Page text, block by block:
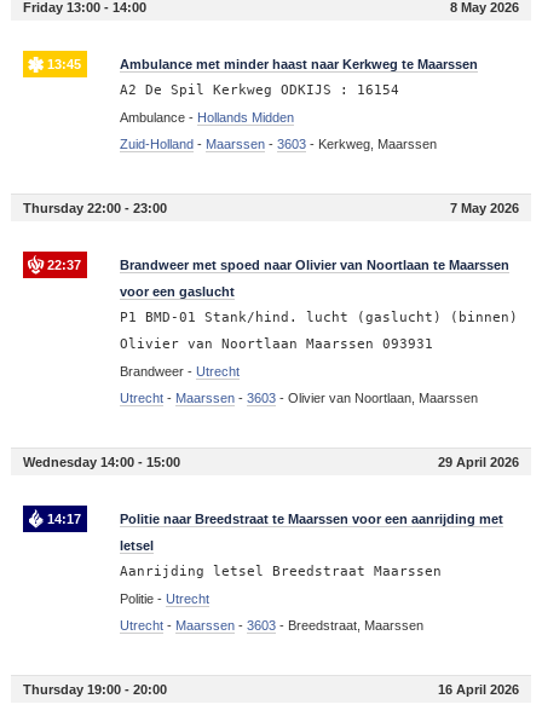
Friday 13:00 - 14:00 8 May 2026
13:45 Ambulance met minder haast naar Kerkweg te Maarssen
A2 De Spil Kerkweg ODKIJS : 16154
Ambulance - Hollands Midden
Zuid-Holland - Maarssen- 3603- Kerkweg, Maarssen
Thursday 22:00 - 23:00 7 May 2026
22:37
Brandweer met spoed naar Olivier van Noortlaan te Maarssen
voor een gaslucht
P1 BMD-01 Stank/hind. lucht (gaslucht) (binnen)
Olivier van Noortlaan Maarssen 093931
Brandweer - Utrecht
Utrecht- Maarssen- 3603- Olivier van Noortlaan, Maarssen
Wednesday 14:00 - 15:00 29 April 2026
14:17
Politie naar Breedstraat te Maarssen voor een aanrijding met
letsel
Aanrijding letsel Breedstraat Maarssen
Politie - Utrecht
Utrecht- Maarssen- 3603- Breedstraat, Maarssen
Thursday 19:00 - 20:00 16 April 2026